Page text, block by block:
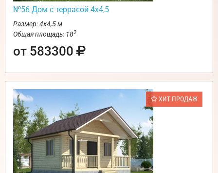
№56 Дом с террасой 4х4,5
Размер: 4х4,5 м
Общая площадь: 182
от 583300
ХИТ ПРОДАЖ